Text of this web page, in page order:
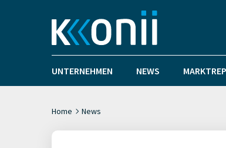
UNTERNEHMEN NEWS
Home News